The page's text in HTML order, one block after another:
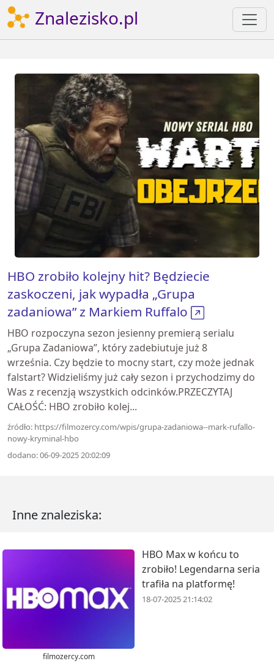
Znalezisko.pl
HBO zrobiło kolejny hit? Będziecie
zaskoczeni, jak wypadła „Grupa
zadaniowa” z Markiem Ruffalo
HBO rozpoczyna sezon jesienny premierą serialu
„Grupa Zadaniowa”, który zadebiutuje już 8
września. Czy będzie to mocny start, czy może jednak
falstart? Widzieliśmy już cały sezon i przychodzimy do
Was z recenzją wszystkich odcinków.PRZECZYTAJ
CAŁOŚĆ: HBO zrobiło kolej...
źródło: https://filmozercy.com/wpis/grupa-zadaniowa--mark-rufallo-
nowy-kryminal-hbo
dodano: 06-09-2025 20:02:09
Inne znaleziska:
filmozercy.com
HBO Max w końcu to
zrobiło! Legendarna seria
trafiła na platformę!
18-07-2025 21:14:02